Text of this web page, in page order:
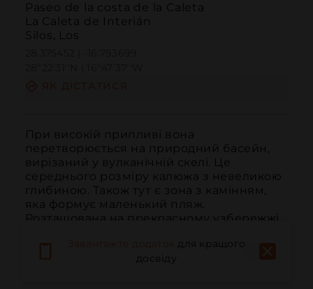
Paseo de la costa de la Caleta
La Caleta de Interián
Silos, Los
При високій припливі вона
перетворюється на природний басейн,
вирізаний у вулканічній скелі. Це
середнього розміру калюжа з невеликою
глибиною. Також тут є зона з камінням,
яка формує маленький пляж.
Розташована на прекрасному узбережжі
відвідуваних місць місцевими жите...
для кращого
досвіду